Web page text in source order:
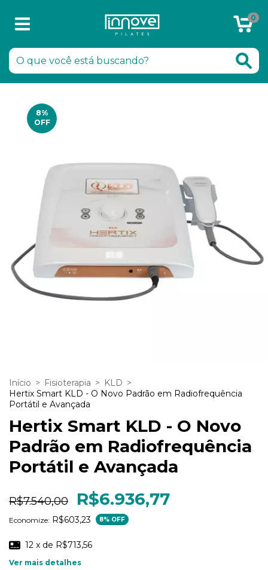
0
8%
OFF
Início > Fisioterapia > KLD >
Hertix Smart KLD - O Novo Padrão em Radiofrequência
Portátil e Avançada
Hertix Smart KLD - O Novo
Padrão em Radiofrequência
Portátil e Avançada
R$7.540,00 R$6.936,77
Economize: R$603,23 8% OFF
12 x de R$713,56
Ver mais detalhes
Chamar no WhatsApp